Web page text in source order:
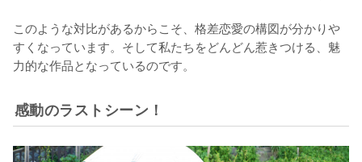
このような対比があるからこそ、格差恋愛の構図が分かりや
すくなっています。そして私たちをどんどん惹きつける、魅
力的な作品となっているのです。
感動のラストシーン！